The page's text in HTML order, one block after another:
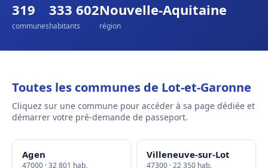
319
communes
333 602
habitants
Nouvelle-Aquitaine
région
Toutes les communes de Lot-et-Garonne
Cliquez sur une commune pour accéder à sa page dédiée et
démarrer votre pré-demande de passeport.
Agen
47000 · 32 801 hab.
Villeneuve-sur-Lot
47300 · 22 350 hab.